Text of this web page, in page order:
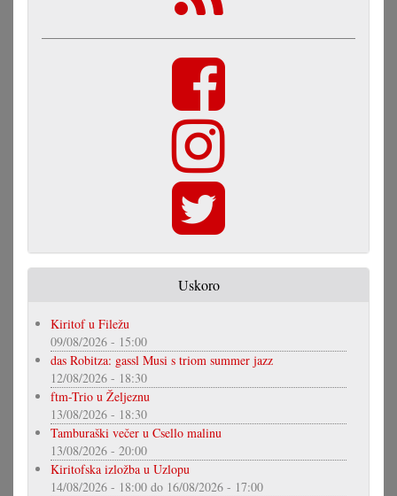
Uskoro
Kiritof u Filežu
09/08/2026 - 15:00
das Robitza: gassl Musi s triom summer jazz
12/08/2026 - 18:30
ftm-Trio u Željeznu
13/08/2026 - 18:30
Tamburaški večer u Csello malinu
13/08/2026 - 20:00
Kiritofska izložba u Uzlopu
14/08/2026 - 18:00 do 16/08/2026 - 17:00